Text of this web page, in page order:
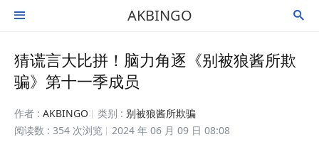
 AKBINGO 
猜谎言大比拼！脑力角逐《别被狼酱所欺
骗》第十一季成员
作者 : AKBINGO 类别 : 别被狼酱所欺骗
阅读数 : 354 次浏览
2024 年 06 月 09 日 08:08